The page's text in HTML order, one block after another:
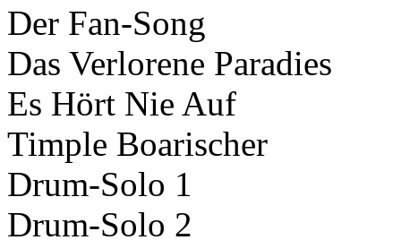
Der Fan-Song
Das Verlorene Paradies
Es Hört Nie Auf
Timple Boarischer
Drum-Solo 1
Drum-Solo 2